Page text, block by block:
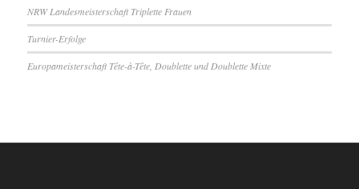
NRW Landesmeisterschaft Triplette Frauen
Turnier-Erfolge
Europameisterschaft Tête-à-Tête, Doublette und Doublette Mixte